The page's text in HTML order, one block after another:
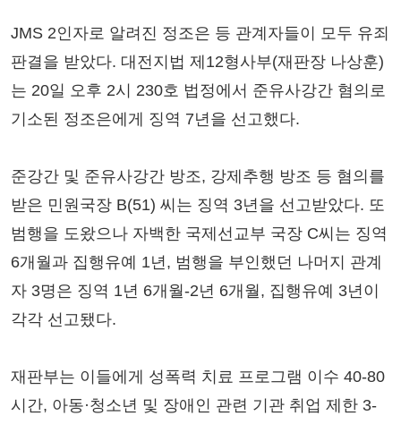
JMS 2인자로 알려진 정조은 등 관계자들이 모두 유죄
판결을 받았다. 대전지법 제12형사부(재판장 나상훈)
는 20일 오후 2시 230호 법정에서 준유사강간 혐의로
기소된 정조은에게 징역 7년을 선고했다.
준강간 및 준유사강간 방조, 강제추행 방조 등 혐의를
받은 민원국장 B(51) 씨는 징역 3년을 선고받았다. 또
범행을 도왔으나 자백한 국제선교부 국장 C씨는 징역
6개월과 집행유예 1년, 범행을 부인했던 나머지 관계
자 3명은 징역 1년 6개월-2년 6개월, 집행유예 3년이
각각 선고됐다.
재판부는 이들에게 성폭력 치료 프로그램 이수 40-80
시간, 아동·청소년 및 장애인 관련 기관 취업 제한 3-